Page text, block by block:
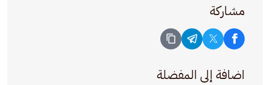
مشاركة
اضافة إلى المفضلة